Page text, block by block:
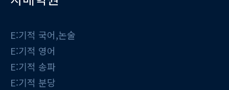
E:기적 국어,논술
E:기적 영어
E:기적 송파
E:기적 분당